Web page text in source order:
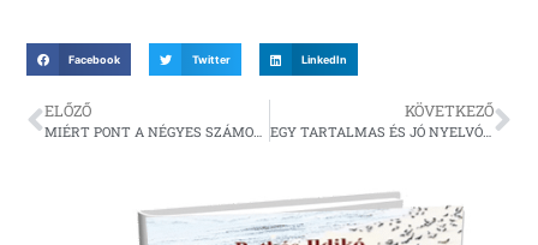
Facebook Twitter LinkedIn
ELŐZŐ
MIÉRT PONT A NÉGYES SZÁMOT HASZNÁLJÁK AZ OLASZOK NÉHÁNY KIFEJEZÉSBEN?
KÖVETKEZŐ
EGY TARTALMAS ÉS JÓ NYELVÓRA 13 ÖSSZETEVŐJE